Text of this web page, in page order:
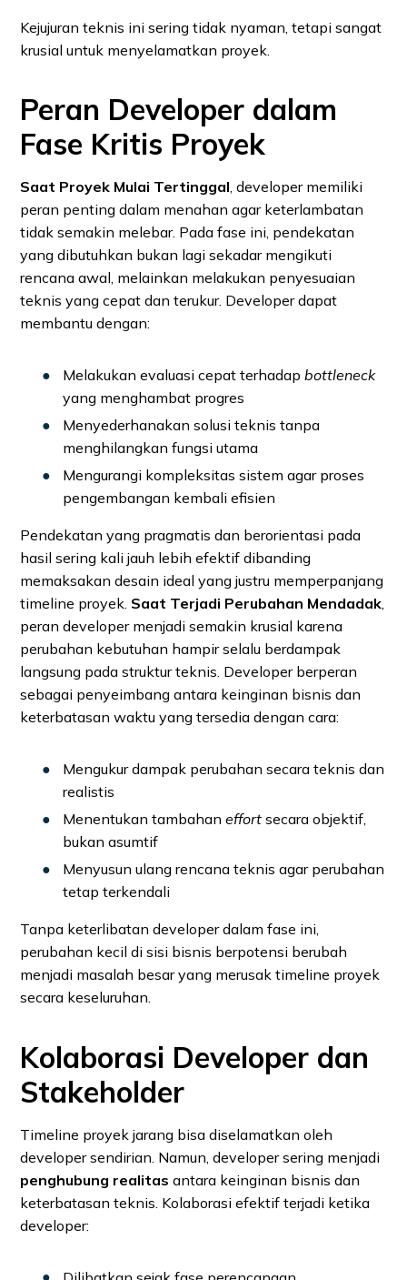
Kejujuran teknis ini sering tidak nyaman, tetapi sangat
krusial untuk menyelamatkan proyek.
Peran Developer dalam
Fase Kritis Proyek
Saat Proyek Mulai Tertinggal, developer memiliki
peran penting dalam menahan agar keterlambatan
tidak semakin melebar. Pada fase ini, pendekatan
yang dibutuhkan bukan lagi sekadar mengikuti
rencana awal, melainkan melakukan penyesuaian
teknis yang cepat dan terukur. Developer dapat
membantu dengan:
Melakukan evaluasi cepat terhadapbottleneck
yang menghambat progres
Menyederhanakan solusi teknis tanpa
menghilangkan fungsi utama
Mengurangi kompleksitas sistem agar proses
pengembangan kembali efisien
Pendekatan yang pragmatis dan berorientasi pada
hasil sering kali jauh lebih efektif dibanding
memaksakan desain ideal yang justru memperpanjang
timeline proyek. Saat Terjadi Perubahan Mendadak,
peran developer menjadi semakin krusial karena
perubahan kebutuhan hampir selalu berdampak
langsung pada struktur teknis. Developer berperan
sebagai penyeimbang antara keinginan bisnis dan
keterbatasan waktu yang tersedia dengan cara:
Mengukur dampak perubahan secara teknis dan
realistis
Menentukan tambahaneffort secara objektif,
bukan asumtif
Menyusun ulang rencana teknis agar perubahan
tetap terkendali
Tanpa keterlibatan developer dalam fase ini,
perubahan kecil di sisi bisnis berpotensi berubah
menjadi masalah besar yang merusak timeline proyek
secara keseluruhan.
Kolaborasi Developer dan
Stakeholder
Timeline proyek jarang bisa diselamatkan oleh
developer sendirian. Namun, developer sering menjadi
penghubung realitas antara keinginan bisnis dan
keterbatasan teknis. Kolaborasi efektif terjadi ketika
developer: